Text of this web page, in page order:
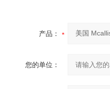
产品：
您的单位：